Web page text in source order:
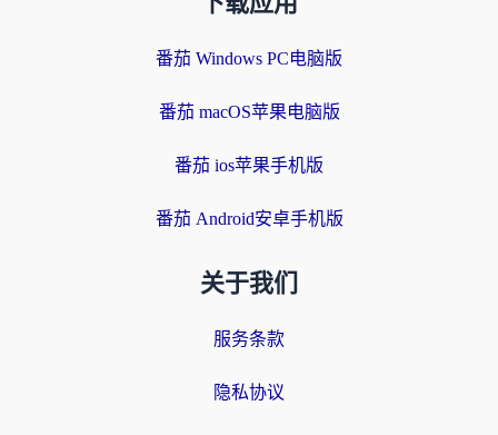
番茄 Windows PC电脑版
番茄 macOS苹果电脑版
番茄 ios苹果手机版
番茄 Android安卓手机版
关于我们
服务条款
隐私协议